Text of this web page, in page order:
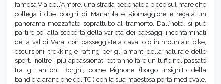
famosa Via dell’Amore , una strada pedonale a picco sul mare che
collega i due borghi di Manarola e Riomaggiore e regala un
panorama mozzafiato soprattutto al tramonto. Dall’hotel si può
partire poi alla scoperta della varietà dei paesaggi incontaminati
della val di Vara, con passeggiate a cavallo o in mountain bike
escursioni trekking e rafting per gli amanti della natura e dello
sport. Inoltre i più appassionati potranno fare un tuffo nel passato
tra gli antichi Borghi, come Pignone (borgo insignito della
bandiera arancione del TCI) con la sua maestosa porta medievale,